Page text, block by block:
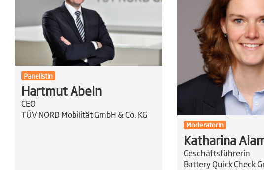
PanelistIn
Hartmut Abeln
CEO
TÜV NORD Mobilität GmbH & Co. KG
ModeratorIn
Katharina
Geschäftsführerin
Battery Quick Check